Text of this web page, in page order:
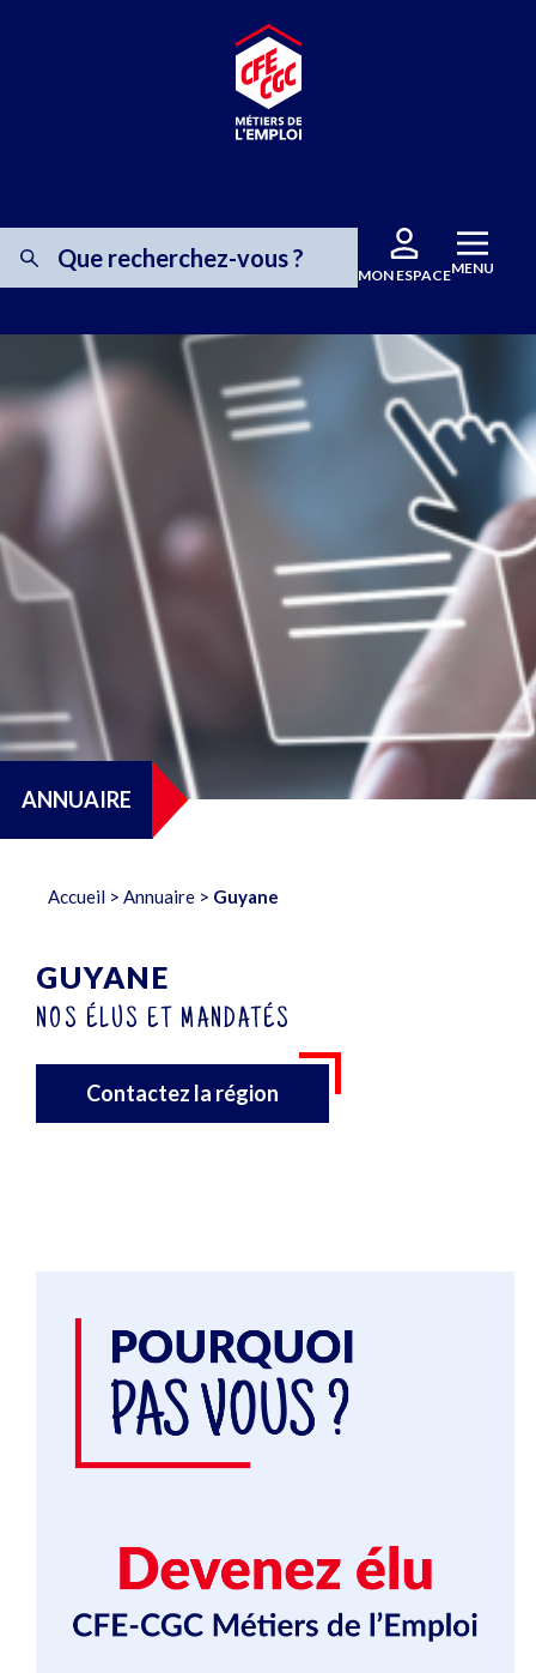
MON ESPACEMENU
ANNUAIRE
Accueil > Annuaire > Guyane
GUYANE
NOS ÉLUS ET MANDATÉS
Contactez la région